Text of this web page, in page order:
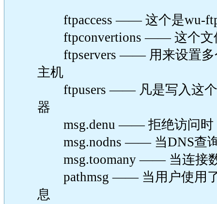
ftpaccess —— 这个是wu-
ftpconvertions —— 这个文
ftpservers —— 用来设置多
主机
ftpusers —— 凡是写入这个
器
msg.denu —— 拒绝访问时
msg.nodns —— 当DNS查询
msg.toomany —— 当连接数
pathmsg —— 当用户使用了
息